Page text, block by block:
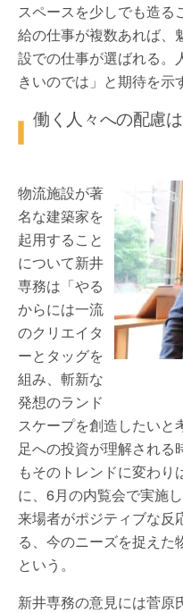
スペースを少しでも造る
給の仕事が複数あれば、
設での仕事が選ばれる。
きいのでは」と期待を示
働く人々への配慮
物流施設が著
名な建築家を
起用すること
について新井
専務は「やる
からには一流
のクリエイタ
ーとタッグを
組み、斬新な
発想のランド
スケープを創造したいと
足への投資が理解される
もそのトレンドに変わ
に、6月の内覧会で実施
来場者がポジティブな反
る、今のニーズを捉えた
という。
新井専務の意見には菅原